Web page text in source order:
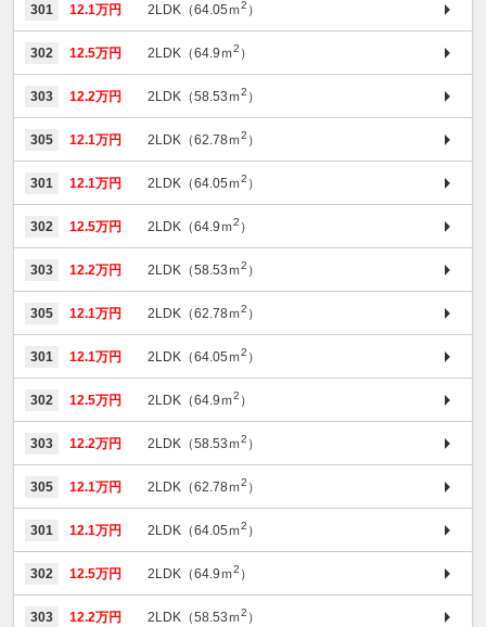
301 12.1万円 2LDK（64.05ｍ2 ）
302 12.5万円 2LDK（64.9ｍ2 ）
303 12.2万円 2LDK（58.53ｍ2 ）
305 12.1万円 2LDK（62.78ｍ2 ）
301 12.1万円 2LDK（64.05ｍ2 ）
302 12.5万円 2LDK（64.9ｍ2 ）
303 12.2万円 2LDK（58.53ｍ2 ）
305 12.1万円 2LDK（62.78ｍ2 ）
301 12.1万円 2LDK（64.05ｍ2 ）
302 12.5万円 2LDK（64.9ｍ2 ）
303 12.2万円 2LDK（58.53ｍ2 ）
305 12.1万円 2LDK（62.78ｍ2 ）
301 12.1万円 2LDK（64.05ｍ2 ）
302 12.5万円 2LDK（64.9ｍ2 ）
303 12.2万円 2LDK（58.53ｍ2 ）